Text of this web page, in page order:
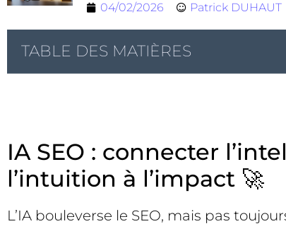
04/02/2026 Patrick DUHAUT
TABLE DES MATIÈRES
IA SEO : connecter
l’intuition à l’impact 🚀
L’IA bouleverse le SEO, mais pas